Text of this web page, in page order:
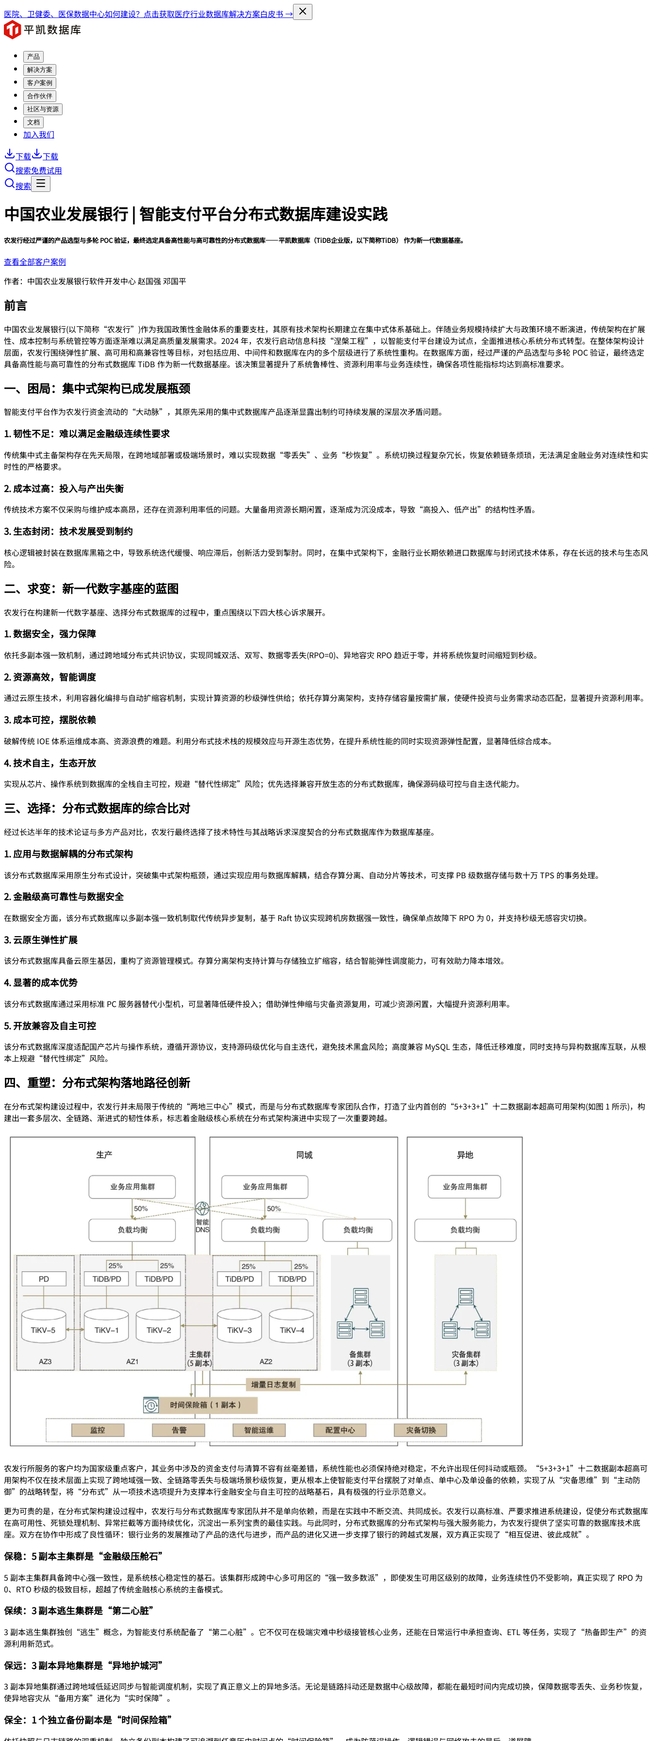
医院、卫健委、医保数据中心如何建设？点击获取医疗行业数据库解决方案白皮书 →
产品
解决方案
客户案例
合作伙伴
社区与资源
文档
加入我们
下载
下载
搜索免费试用
搜索
中国农业发展银行 | 智能支付平台分布式数据库建设实践
农发行经过严谨的产品选型与多轮 POC 验证，最终选定具备高性能与高可靠性的分布式数据库——平凯数据库（TiDB企业版，以下简称TiDB） 作为新一代数据基座。
查看全部客户案例
作者：中国农业发展银行软件开发中心 赵国强 邓国平
前言
中国农业发展银行(以下简称“农发行”)作为我国政策性金融体系的重要支柱，其原有技术架构长期建立在集中式体系基础上。伴随业务规模持续扩大与政策环境不断演进，传统架构在扩展
性、成本控制与系统管控等方面逐渐难以满足高质量发展需求。2024 年，农发行启动信息科技“涅槃工程”，以智能支付平台建设为试点，全面推进核心系统分布式转型。在整体架构设计
层面，农发行围绕弹性扩展、高可用和高兼容性等目标，对包括应用、中间件和数据库在内的多个层级进行了系统性重构。在数据库方面，经过严谨的产品选型与多轮 POC 验证，最终选定
具备高性能与高可靠性的分布式数据库 TiDB 作为新一代数据基座。该决策显著提升了系统鲁棒性、资源利用率与业务连续性，确保各项性能指标均达到高标准要求。
一、困局：集中式架构已成发展瓶颈
智能支付平台作为农发行资金流动的“大动脉”，其原先采用的集中式数据库产品逐渐显露出制约可持续发展的深层次矛盾问题。
1. 韧性不足：难以满足金融级连续性要求
传统集中式主备架构存在先天局限，在跨地域部署或极端场景时，难以实现数据“零丢失”、业务“秒恢复”。系统切换过程复杂冗长，恢复依赖链条烦琐，无法满足金融业务对连续性和实
时性的严格要求。
2. 成本过高：投入与产出失衡
传统技术方案不仅采购与维护成本高昂，还存在资源利用率低的问题。大量备用资源长期闲置，逐渐成为沉没成本，导致“高投入、低产出”的结构性矛盾。
3. 生态封闭：技术发展受到制约
核心逻辑被封装在数据库黑箱之中，导致系统迭代缓慢、响应滞后，创新活力受到掣肘。同时，在集中式架构下，金融行业长期依赖进口数据库与封闭式技术体系，存在长远的技术与生态风
险。
二、求变：新一代数字基座的蓝图
农发行在构建新一代数字基座、选择分布式数据库的过程中，重点围绕以下四大核心诉求展开。
1. 数据安全，强力保障
依托多副本强一致机制，通过跨地域分布式共识协议，实现同城双活、双写、数据零丢失(RPO=0)、异地容灾 RPO 趋近于零，并将系统恢复时间缩短到秒级。
2. 资源高效，智能调度
通过云原生技术，利用容器化编排与自动扩缩容机制，实现计算资源的秒级弹性供给；依托存算分离架构，支持存储容量按需扩展，使硬件投资与业务需求动态匹配，显著提升资源利用率。
3. 成本可控，摆脱依赖
破解传统 IOE 体系运维成本高、资源浪费的难题。利用分布式技术栈的规模效应与开源生态优势，在提升系统性能的同时实现资源弹性配置，显著降低综合成本。
4. 技术自主，生态开放
实现从芯片、操作系统到数据库的全栈自主可控，规避“替代性绑定”风险；优先选择兼容开放生态的分布式数据库，确保源码级可控与自主迭代能力。
三、选择：分布式数据库的综合比对
经过长达半年的技术论证与多方产品对比，农发行最终选择了技术特性与其战略诉求深度契合的分布式数据库作为数据库基座。
1. 应用与数据解耦的分布式架构
该分布式数据库采用原生分布式设计，突破集中式架构瓶颈，通过实现应用与数据库解耦，结合存算分离、自动分片等技术，可支撑 PB 级数据存储与数十万 TPS 的事务处理。
2. 金融级高可靠性与数据安全
在数据安全方面，该分布式数据库以多副本强一致机制取代传统异步复制，基于 Raft 协议实现跨机房数据强一致性，确保单点故障下 RPO 为 0，并支持秒级无感容灾切换。
3. 云原生弹性扩展
该分布式数据库具备云原生基因，重构了资源管理模式。存算分离架构支持计算与存储独立扩缩容，结合智能弹性调度能力，可有效助力降本增效。
4. 显著的成本优势
该分布式数据库通过采用标准 PC 服务器替代小型机，可显著降低硬件投入；借助弹性伸缩与灾备资源复用，可减少资源闲置，大幅提升资源利用率。
5. 开放兼容及自主可控
该分布式数据库深度适配国产芯片与操作系统，遵循开源协议，支持源码级优化与自主迭代，避免技术黑盒风险；高度兼容 MySQL 生态，降低迁移难度，同时支持与异构数据库互联，从根
本上规避“替代性绑定”风险。
四、重塑：分布式架构落地路径创新
在分布式架构建设过程中，农发行并未局限于传统的“两地三中心”模式，而是与分布式数据库专家团队合作，打造了业内首创的“5+3+3+1”十二数据副本超高可用架构(如图 1 所示)，构
建出一套多层次、全链路、渐进式的韧性体系，标志着金融级核心系统在分布式架构演进中实现了一次重要跨越。
农发行所服务的客户均为国家级重点客户，其业务中涉及的资金支付与清算不容有丝毫差错，系统性能也必须保持绝对稳定，不允许出现任何抖动或瓶颈。“5+3+3+1”十二数据副本超高可
用架构不仅在技术层面上实现了跨地域强一致、全链路零丢失与极端场景秒级恢复，更从根本上使智能支付平台摆脱了对单点、单中心及单设备的依赖，实现了从“灾备思维”到“主动防
御”的战略转型，将“分布式”从一项技术选项提升为支撑本行金融安全与自主可控的战略基石，具有极强的行业示范意义。
更为可贵的是，在分布式架构建设过程中，农发行与分布式数据库专家团队并不是单向依赖，而是在实践中不断交流、共同成长。农发行以高标准、严要求推进系统建设，促使分布式数据库
在高可用性、死锁处理机制、异常拦截等方面持续优化，沉淀出一系列宝贵的最佳实践。与此同时，分布式数据库的分布式架构与强大服务能力，为农发行提供了坚实可靠的数据库技术底
座。双方在协作中形成了良性循环：银行业务的发展推动了产品的迭代与进步，而产品的进化又进一步支撑了银行的跨越式发展，双方真正实现了“相互促进、彼此成就”。
保稳：5 副本主集群是“金融级压舱石”
5 副本主集群具备跨中心强一致性，是系统核心稳定性的基石。该集群形成跨中心多可用区的“强一致多数派”，即使发生可用区级别的故障，业务连续性仍不受影响，真正实现了 RPO 为
0、RTO 秒级的极致目标，超越了传统金融核心系统的主备模式。
保续：3 副本逃生集群是“第二心脏”
3 副本逃生集群独创“逃生”概念，为智能支付系统配备了“第二心脏”。它不仅可在极端灾难中秒级接管核心业务，还能在日常运行中承担查询、ETL 等任务，实现了“热备即生产”的资
源利用新范式。
保远：3 副本异地集群是“异地护城河”
3 副本异地集群通过跨地域低延迟同步与智能调度机制，实现了真正意义上的异地多活。无论是链路抖动还是数据中心级故障，都能在最短时间内完成切换，保障数据零丢失、业务秒恢复，
使异地容灾从“备用方案”进化为“实时保障”。
保全：1 个独立备份副本是“时间保险箱”